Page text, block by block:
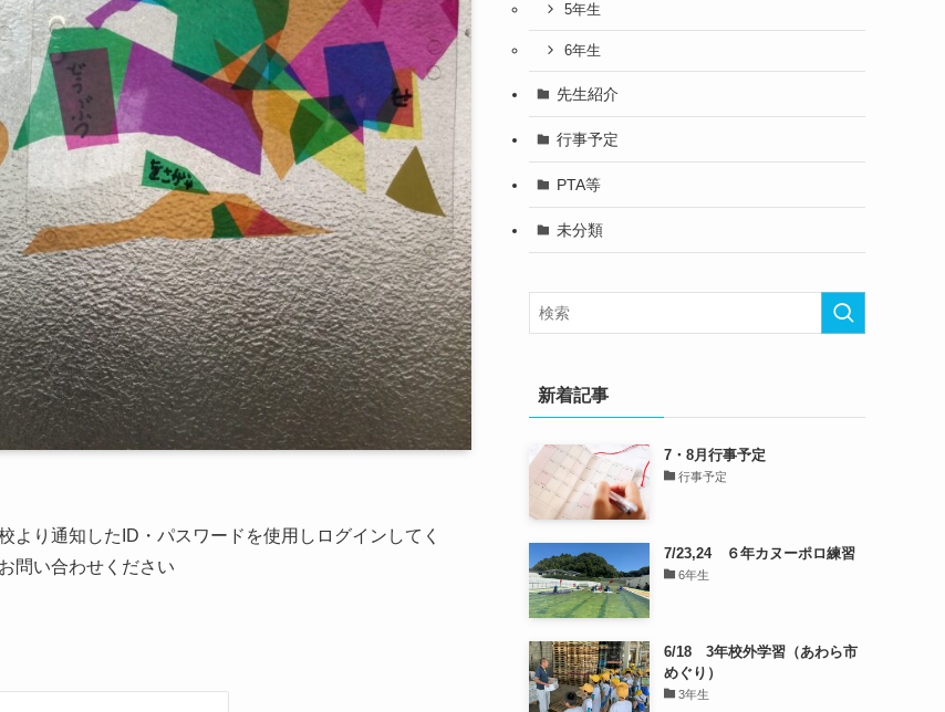
り通知したID・パスワードを使用しログインしてく
問い合わせください
5年生
6年生
先生紹介
行事予定
PTA等
未分類
新着記事
7・8月行事予定
行事予定
7/23,24 ６年カヌーポロ練習
6年生
6/18 3年校外学習（あわら市
めぐり）
3年生